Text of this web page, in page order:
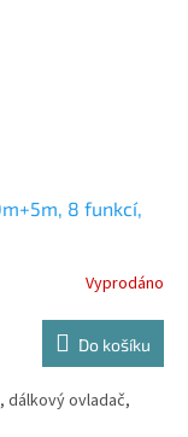
8 funkcí,
Vyprodáno
Do košíku
dálkový ovladač,